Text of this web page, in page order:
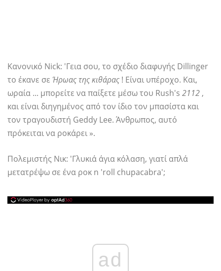
Κανονικό Nick: 'Γεια σου, το σχέδιο διαφυγής Dillinger
το έκανε σε Ήρωας της κιθάρας ! Είναι υπέροχο. Και,
ωραία ... μπορείτε να παίξετε μέσω του Rush's 2112 ,
και είναι διηγημένος από τον ίδιο τον μπασίστα και
τον τραγουδιστή Geddy Lee. Άνθρωπος, αυτό
πρόκειται να ροκάρει ».
Πολεμιστής Νικ: 'Γλυκιά άγια κόλαση, γιατί απλά
μετατρέψω σε ένα ροκ n 'roll chupacabra';
ad